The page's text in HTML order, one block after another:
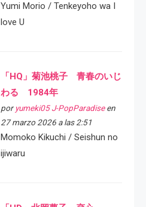
Yumi Morio / Tenkeyoho wa I
love U
「HQ」菊池桃子 青春のいじ
わる 1984年
por yumeki05 J-PopParadiseen
27 marzo 2026 a las 2:51
Momoko Kikuchi / Seishun no
ijiwaru